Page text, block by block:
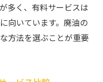
多く、有料サービスは
向いています。廃油の
方法を選ぶことが重要